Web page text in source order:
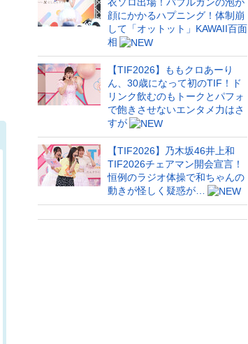
顔にかかるハプニング！体制崩
して「オットット」KAWAII百面
相
【TIF2026】ももクロあーり
ん、30歳になって初のTIF！ド
リンク飲むのもトークとパフォ
で飽きさせないエンタメ力はさ
すが
【TIF2026】乃木坂46井上和
TIF2026チェアマン開会宣言！
恒例のラジオ体操で和ちゃんの
動きが怪しく疑惑が…